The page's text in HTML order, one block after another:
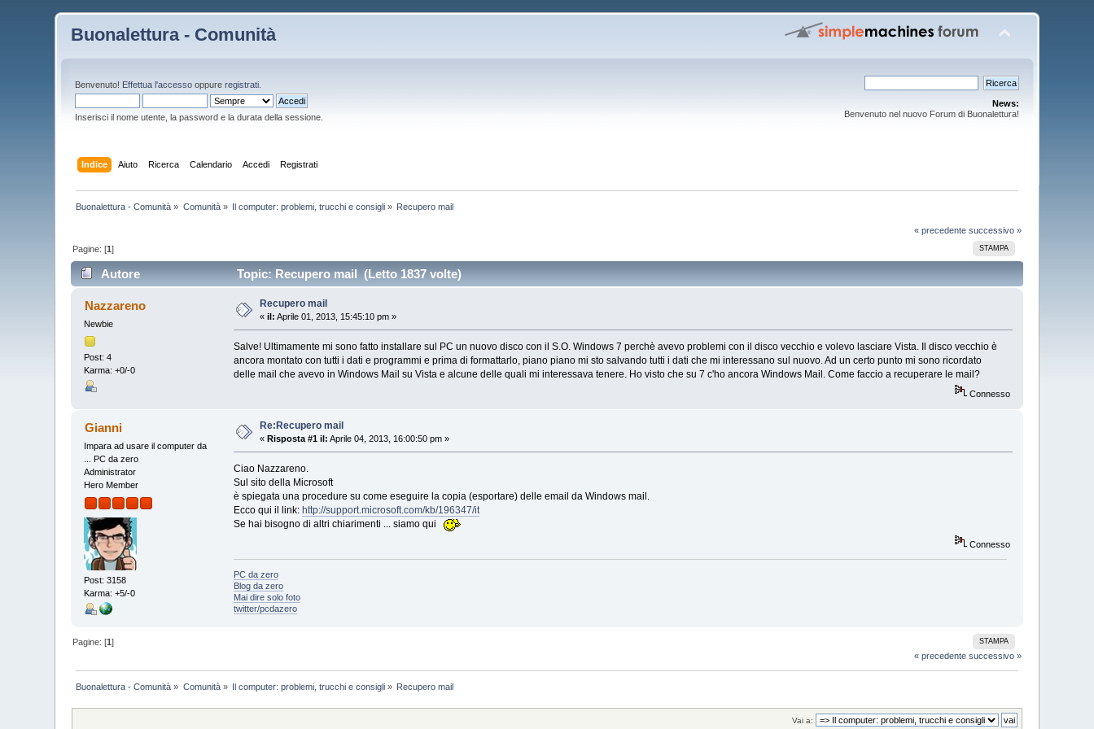
Buonalettura - Comunità
Benvenuto! Effettua l'accesso oppureregistrati
Inserisci il nome utente, la password e la durata della sessione.
News:
Benvenuto nel nuovo Forum di Buonalettura!
Indice Aiuto Ricerca Calendario Accedi Registrati
Buonalettura - Comunità » Comunità» Il computer: problemi, trucchi e consigli » Recupero mail
« precedente successivo »
STAMPA
Pagine: [1]
Autore Topic: Recupero mail (Letto 1837 volte)
Nazzareno
Newbie
Post: 4
Karma: +0/-0
Recupero mail
«il: Aprile 01, 2013, 15:45:10 pm »
Salve! Ultimamente mi sono fatto installare sul PC un nuovo disco con il S.O. Windows 7 perchè avevo problemi con il disco vecchio e volevo lasciare Vista. Il disco vecchio è
ancora montato con tutti i dati e programmi e prima di formattarlo, piano piano mi sto salvando tutti i dati che mi interessano sul nuovo. Ad un certo punto mi sono ricordato
delle mail che avevo in Windows Mail su Vista e alcune delle quali mi interessava tenere. Ho visto che su 7 c'ho ancora Windows Mail. Come faccio a recuperare le mail?
Connesso
Gianni
Impara ad usare il computer da
... PC da zero
Administrator
Hero Member
Post: 3158
Karma: +5/-0
Re:Recupero mail
« Risposta #1 il: Aprile 04, 2013, 16:00:50 pm »
Ciao Nazzareno.
Sul sito della Microsoft
è spiegata una procedure su come eseguire la copia (esportare) delle email da Windows mail.
Ecco qui il link: http://support.microsoft.com/kb/196347/it
Se hai bisogno di altri chiarimenti ... siamo qui
Connesso
PC da zero
Blog da zero
Mai dire solo foto
twitter/pcdazero
STAMPA
Pagine: [1]
« precedente successivo »
Buonalettura - Comunità » Comunità» Il computer: problemi, trucchi e consigli » Recupero mail
Vai a: